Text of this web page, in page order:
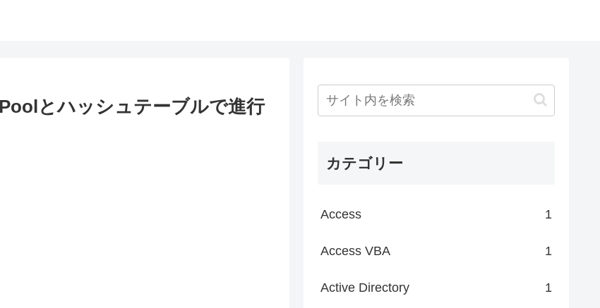
とハッシュテーブルで進行
カテゴリー
Access 1
Access VBA 1
Active Directory 1